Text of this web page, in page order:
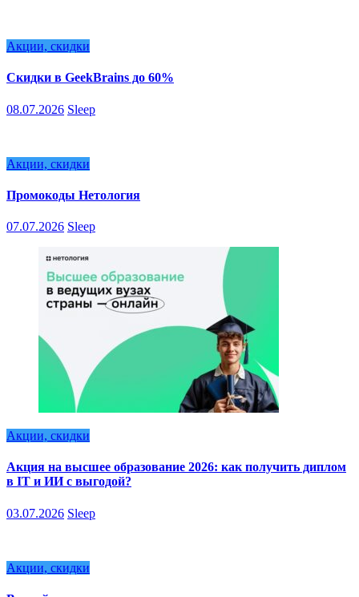
Акции, скидки
Скидки в GeekBrains до 60%
08.07.2026 Sleep
Акции, скидки
Промокоды Нетология
07.07.2026 Sleep
Акции, скидки
Акция на высшее образование 2026: как получить диплом
в IT и ИИ с выгодой?
03.07.2026 Sleep
Акции, скидки